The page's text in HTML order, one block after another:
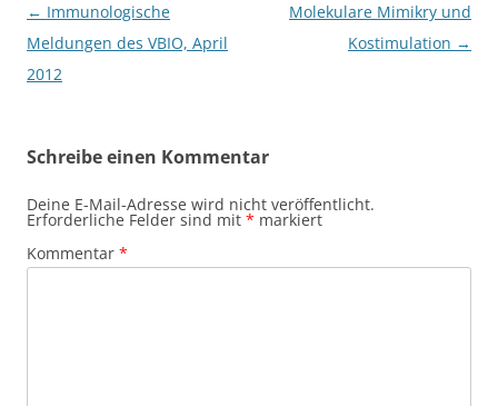
Beitragsnavigation
← Immunologische
Meldungen des VBIO, April
2012
Molekulare Mimikry und
Kostimulation →
Schreibe einen Kommentar
Deine E-Mail-Adresse wird nicht veröffentlicht.
Erforderliche Felder sind mit * markiert
Kommentar *